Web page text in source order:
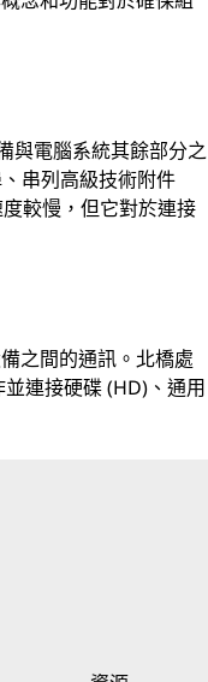
與電腦系統其餘部分之
串列高級技術附件
較慢，但它對於連接
之間的通訊。北橋處
連接硬碟 (HD)、通用